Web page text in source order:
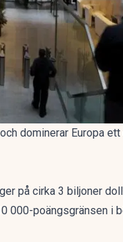
dominerar Europa
på cirka 3 biljoner
000-poängsgränsen i